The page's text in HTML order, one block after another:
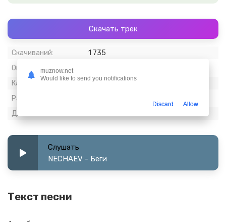
Скачать трек
Скачиваний:
1 735
Опубликовано:
Качество:
320 kbps, Stereo
Размер:
Длительность:
Слушать
NECHAEV - Беги
Текст песни
muznow.net
Would like to send you notifications
Discard Allow